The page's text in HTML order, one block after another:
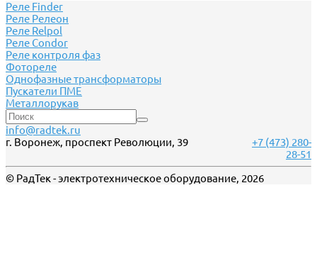
Реле Finder
Реле Релеон
Реле Relpol
Реле Сondor
Реле контроля фаз
Фотореле
Однофазные трансформаторы
Пускатели ПМЕ
Металлорукав
info@radtek.ru
г. Воронеж, проспект Революции, 39
+7 (473) 280-
28-51
© РадТек - электротехническое оборудование, 2026